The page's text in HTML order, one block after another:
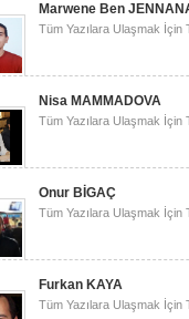
Marwene Ben
Tüm Yazılara Ulaşmak İçin
Nisa MAMMADOVA
Tüm Yazılara Ulaşmak İçin
Onur BİGAÇ
Tüm Yazılara Ulaşmak İçin
Furkan KAYA
Tüm Yazılara Ulaşmak İçin